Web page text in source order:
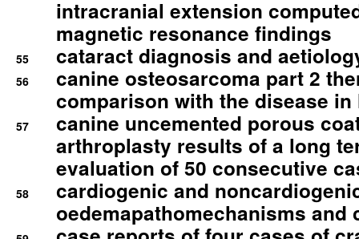
intracranial extension
magnetic resonance findings
55 cataract diagnosis and
56
canine osteosarcoma part 2
comparison with the disease in
57
canine uncemented porous
arthroplasty results of a long
evaluation of 50 consecutive
58
cardiogenic and
oedemapathomechanisms and